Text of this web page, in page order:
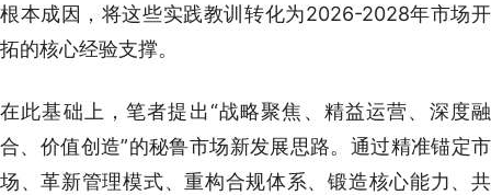
根本成因，将这些实践教训转化为2026-2028年市场开
拓的核心经验支撑。
在此基础上，笔者提出“战略聚焦、精益运营、深度融
合、价值创造”的秘鲁市场新发展思路。通过精准锚定市
场、革新管理模式、重构合规体系、锻造核心能力、共